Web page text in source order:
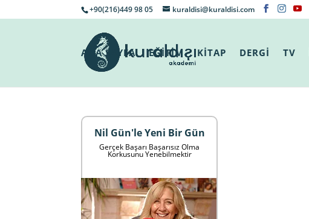
+90(216)449 98 05 kuraldisi@kuraldisi.com
ANA SAYFA EĞİTİM KİTAP DERGİ TV
Nil Gün'le Yeni Bir Gün
Gerçek Başarı Başarısız Olma
Korkusunu Yenebilmektir